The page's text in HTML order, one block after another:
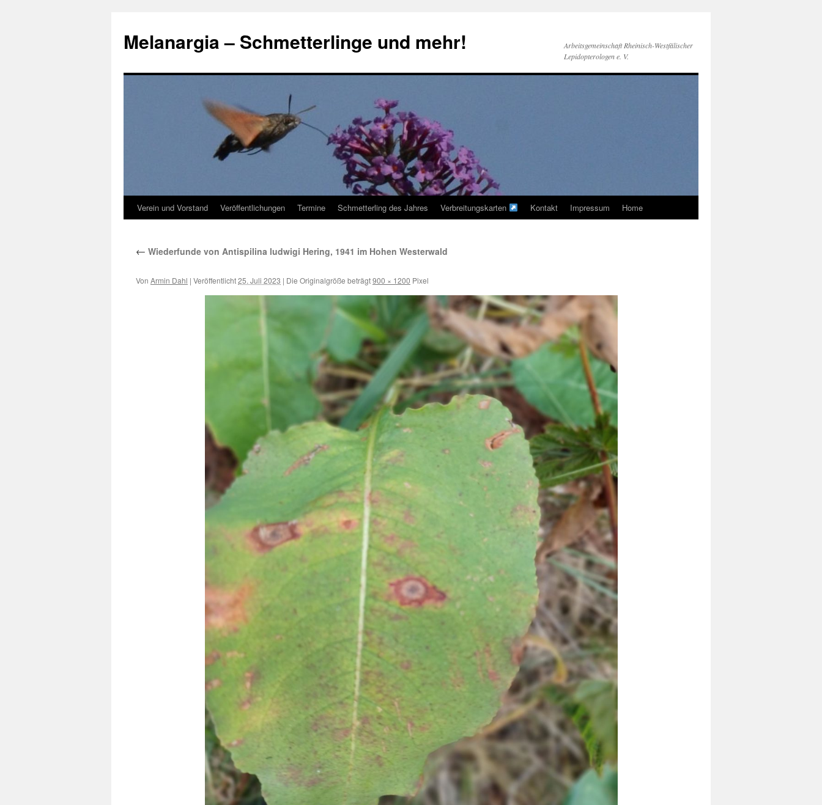
springen
Melanargia – Schmetterlinge und mehr!
Arbeitsgemeinschaft Rheinisch-Westfälischer
Lepidopterologen e. V.
Verein und Vorstand Veröffentlichungen Termine Schmetterling des Jahres Verbreitungskarten Kontakt Impressum Home
← Wiederfunde von Antispilina ludwigi Hering, 1941 im Hohen Westerwald
Von Armin Dahl | Veröffentlicht25. Juli 2023 | Die Originalgröße beträgt900 × 1200 Pixel